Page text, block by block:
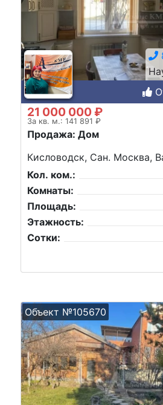
21 000 000 ₽
За кв. м.: 141 891 ₽
Продажа: Дом
Кисловодск, Сан. Москва,
Кол. ком.:
Комнаты:
Площадь:
Этажность:
Сотки:
Объект №105670